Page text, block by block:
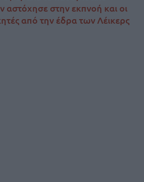
στην εκπνοή και οι
από την έδρα των Λέικερς